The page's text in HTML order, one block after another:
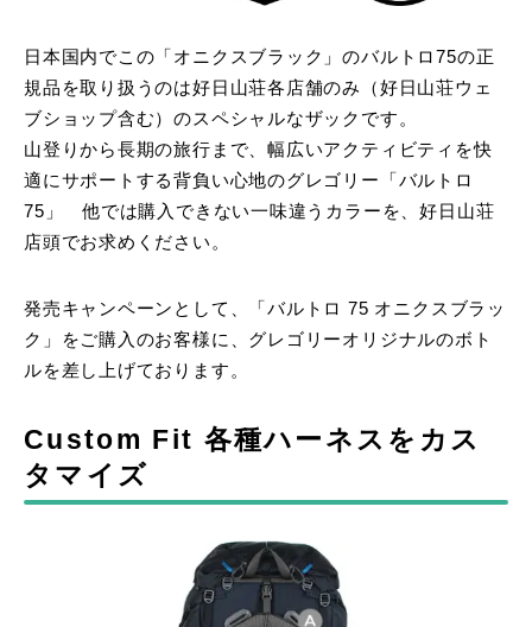
日本国内でこの「オニクスブラック」のバルトロ75の正
規品を取り扱うのは好日山荘各店舗のみ（好日山荘ウェ
ブショップ含む）のスペシャルなザックです。
山登りから長期の旅行まで、幅広いアクティビティを快
適にサポートする背負い心地のグレゴリー「バルトロ
75」 他では購入できない一味違うカラーを、好日山荘
店頭でお求めください。
発売キャンペーンとして、「バルトロ 75 オニクスブラッ
ク」をご購入のお客様に、グレゴリーオリジナルのボト
ルを差し上げております。
Custom Fit 各種ハーネスをカス
タマイズ